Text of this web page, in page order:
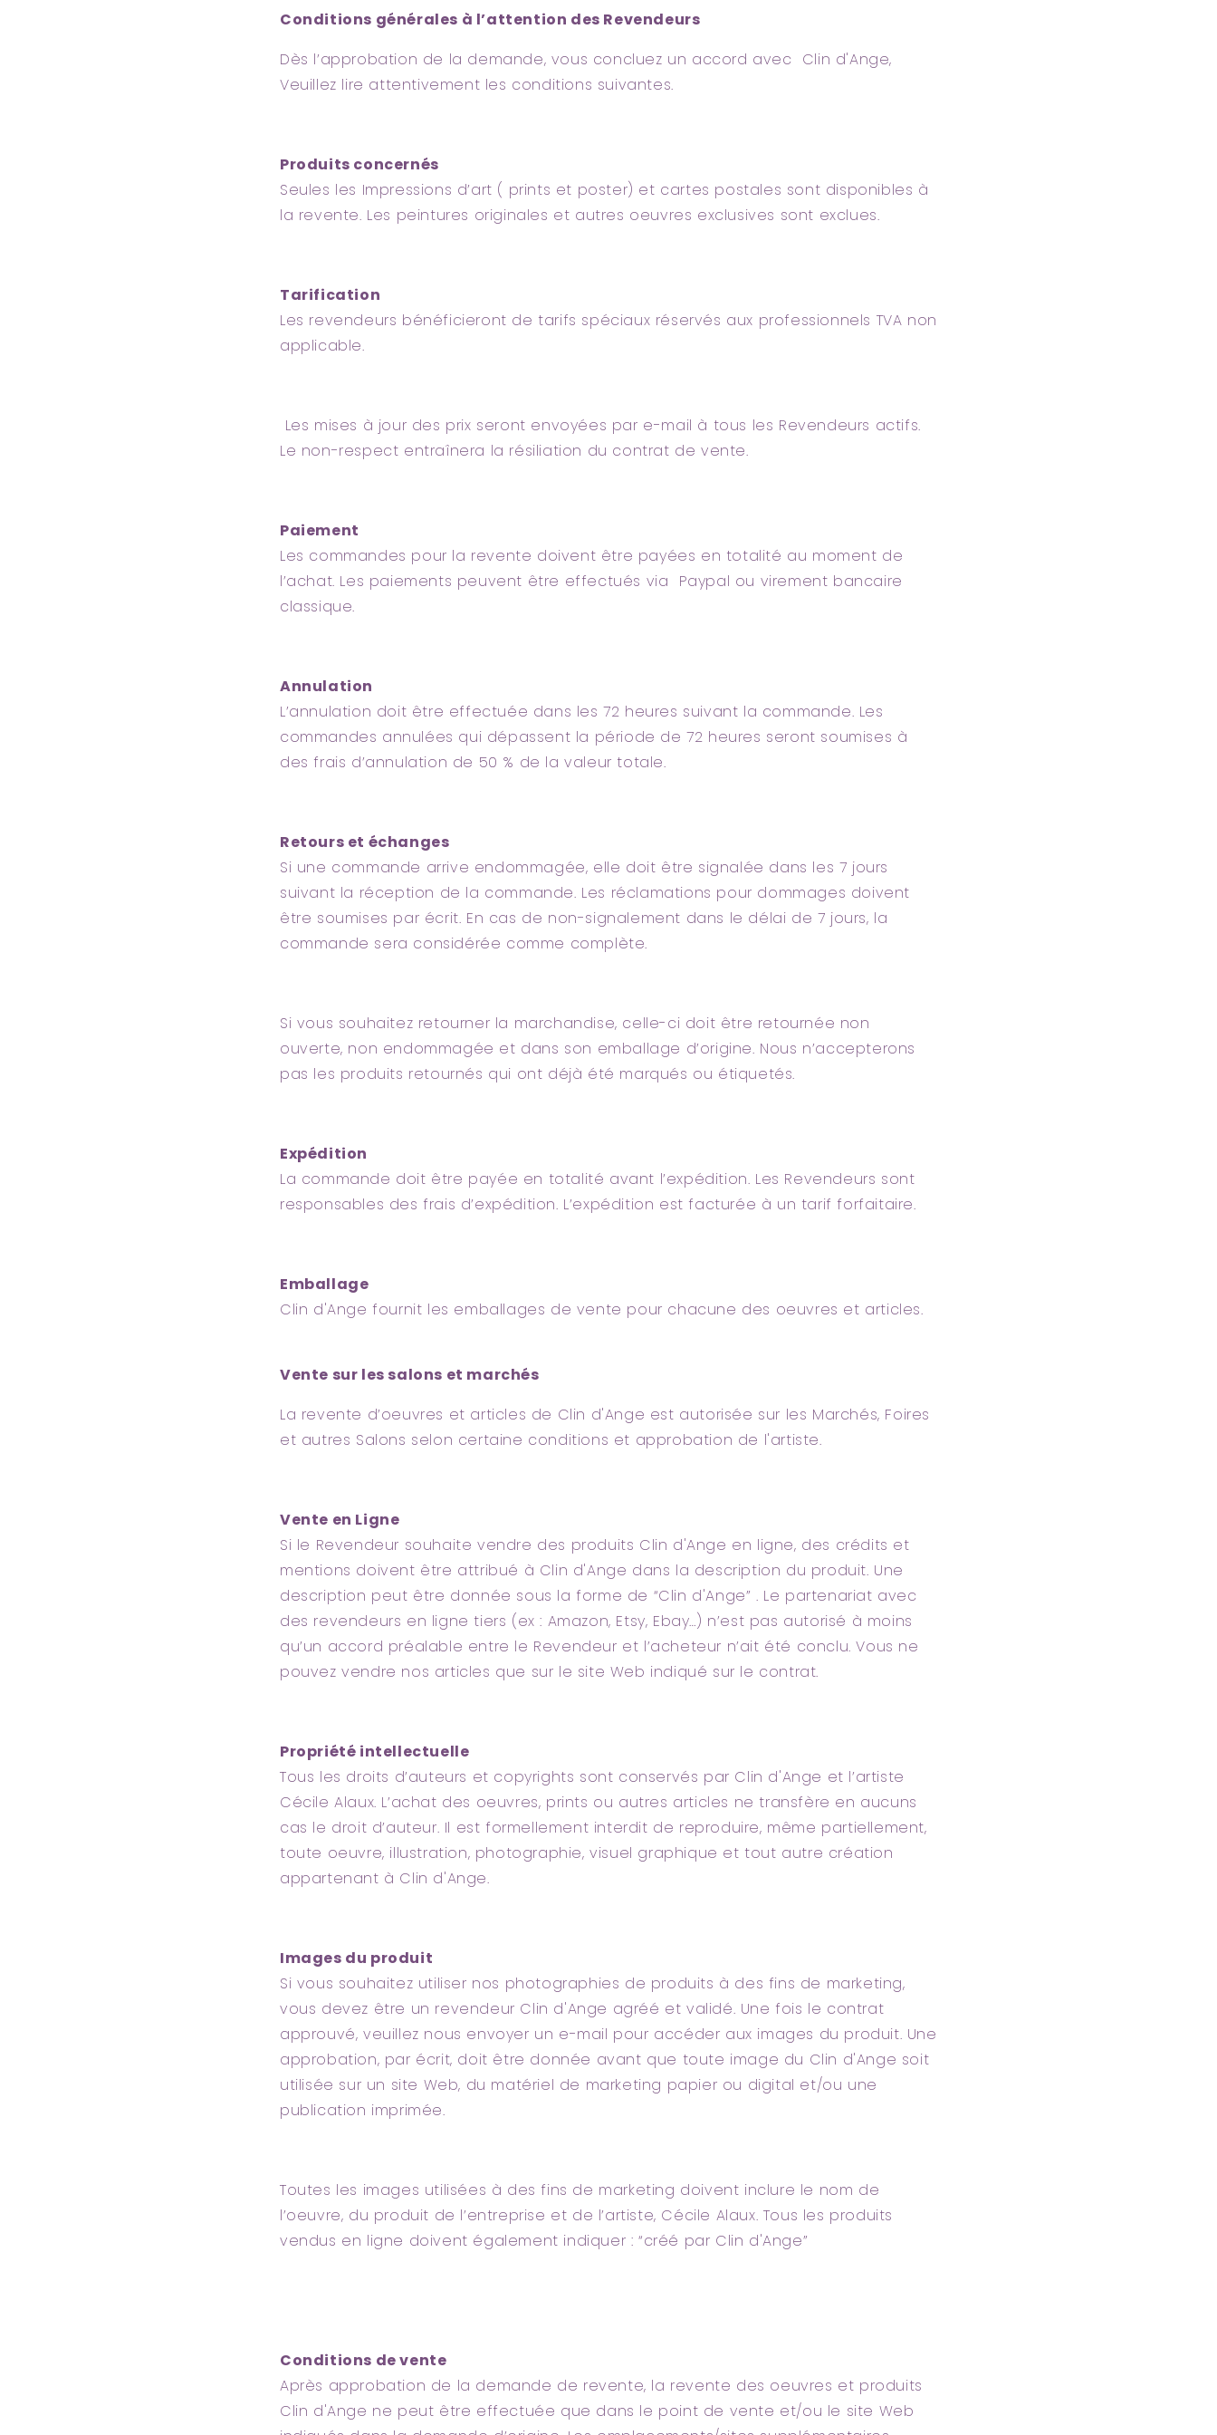
Conditions générales à l’attention des Revendeurs
Dès l’approbation de la demande, vous concluez un accord avec Clin d'Ange,
Veuillez lire attentivement les conditions suivantes.
Produits concernés
Seules les Impressions d’art ( prints et poster) et cartes postales sont disponibles à
la revente. Les peintures originales et autres oeuvres exclusives sont exclues.
Tarification
Les revendeurs bénéficieront de tarifs spéciaux réservés aux professionnels TVA non
applicable.
Les mises à jour des prix seront envoyées par e-mail à tous les Revendeurs actifs.
Le non-respect entraînera la résiliation du contrat de vente.
Paiement
Les commandes pour la revente doivent être payées en totalité au moment de
l’achat. Les paiements peuvent être effectués via Paypal ou virement bancaire
classique.
Annulation
L’annulation doit être effectuée dans les 72 heures suivant la commande. Les
commandes annulées qui dépassent la période de 72 heures seront soumises à
des frais d’annulation de 50 % de la valeur totale.
Retours et échanges
Si une commande arrive endommagée, elle doit être signalée dans les 7 jours
suivant la réception de la commande. Les réclamations pour dommages doivent
être soumises par écrit. En cas de non-signalement dans le délai de 7 jours, la
commande sera considérée comme complète.
Si vous souhaitez retourner la marchandise, celle-ci doit être retournée non
ouverte, non endommagée et dans son emballage d’origine. Nous n’accepterons
pas les produits retournés qui ont déjà été marqués ou étiquetés.
Expédition
La commande doit être payée en totalité avant l’expédition. Les Revendeurs sont
responsables des frais d’expédition. L’expédition est facturée à un tarif forfaitaire.
Emballage
Clin d'Ange fournit les emballages de vente pour chacune des oeuvres et articles.
Vente sur les salons et marchés
La revente d’oeuvres et articles de Clin d'Ange est autorisée sur les Marchés, Foires
et autres Salons selon certaine conditions et approbation de l'artiste.
Vente en Ligne
Si le Revendeur souhaite vendre des produits Clin d'Ange en ligne, des crédits et
mentions doivent être attribué à Clin d'Ange dans la description du produit. Une
description peut être donnée sous la forme de “Clin d'Ange” . Le partenariat avec
des revendeurs en ligne tiers (ex : Amazon, Etsy, Ebay…) n’est pas autorisé à moins
qu’un accord préalable entre le Revendeur et l’acheteur n’ait été conclu. Vous ne
pouvez vendre nos articles que sur le site Web indiqué sur le contrat.
Propriété intellectuelle
Tous les droits d’auteurs et copyrights sont conservés par Clin d'Ange et l’artiste
Cécile Alaux. L’achat des oeuvres, prints ou autres articles ne transfère en aucuns
cas le droit d’auteur. Il est formellement interdit de reproduire, même partiellement,
toute oeuvre, illustration, photographie, visuel graphique et tout autre création
appartenant à Clin d'Ange.
Images du produit
Si vous souhaitez utiliser nos photographies de produits à des fins de marketing,
vous devez être un revendeur Clin d'Ange agréé et validé. Une fois le contrat
approuvé, veuillez nous envoyer un e-mail pour accéder aux images du produit. Une
approbation, par écrit, doit être donnée avant que toute image du Clin d'Ange soit
utilisée sur un site Web, du matériel de marketing papier ou digital et/ou une
publication imprimée.
Toutes les images utilisées à des fins de marketing doivent inclure le nom de
l’oeuvre, du produit de l’entreprise et de l’artiste, Cécile Alaux. Tous les produits
vendus en ligne doivent également indiquer : “créé par Clin d'Ange”
Conditions de vente
Après approbation de la demande de revente, la revente des oeuvres et produits
Clin d'Ange ne peut être effectuée que dans le point de vente et/ou le site Web